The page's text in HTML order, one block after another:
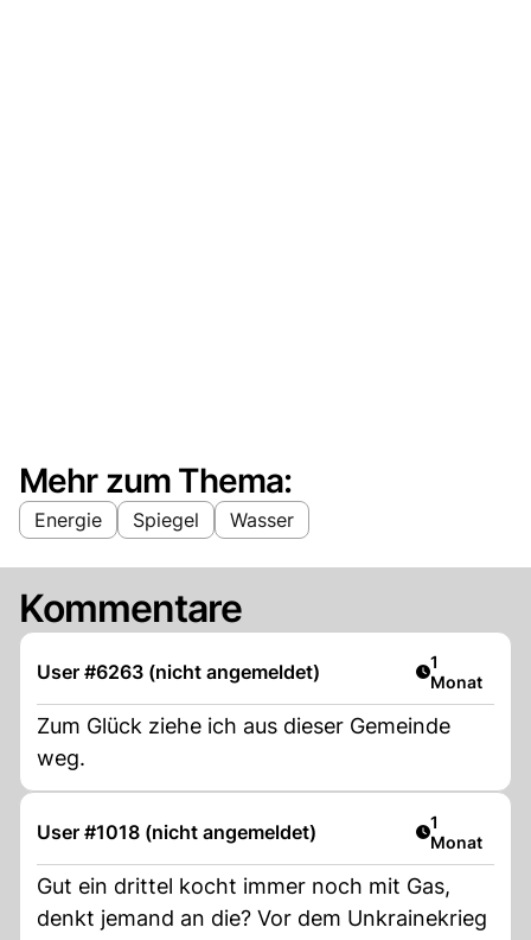
Mehr zum Thema:
Energie Spiegel Wasser
Kommentare
User #6263 (nicht angemeldet) Artikel
1
Monat
Zum Glück ziehe ich aus dieser Gemeinde
weg.
User #1018 (nicht angemeldet) Artikel
1
Monat
Gut ein drittel kocht immer noch mit Gas,
denkt jemand an die? Vor dem Unkrainekrieg